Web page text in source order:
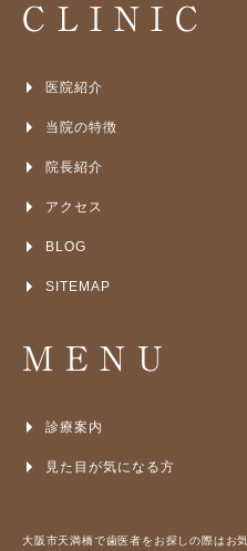
CLINIC
医院紹介
当院の特徴
院長紹介
アクセス
BLOG
SITEMAP
MENU
診療案内
見た目が気になる方
大阪市天満橋で歯医者をお探しの際はお